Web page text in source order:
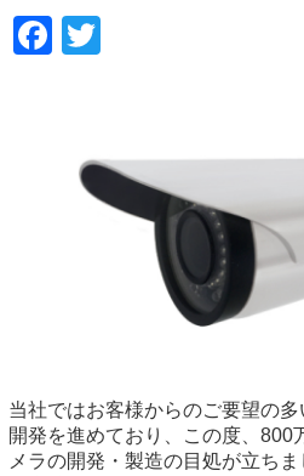
Facebook
当社ではお客様からのご要望の多
開発を進めており、この度、800
メラの開発・製造の目処が立ちま